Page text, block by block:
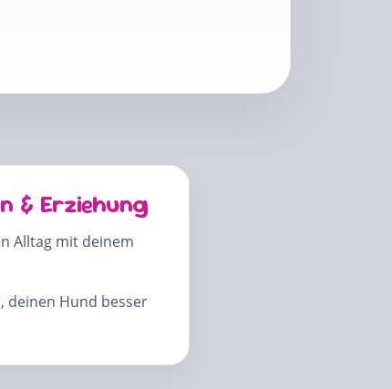
& Erziehung
Alltag mit deinem
deinen Hund besser